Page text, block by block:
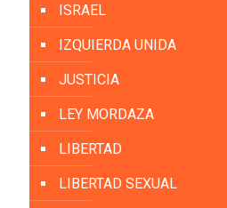
ISRAEL
IZQUIERDA UNIDA
JUSTICIA
LEY MORDAZA
LIBERTAD
LIBERTAD SEXUAL